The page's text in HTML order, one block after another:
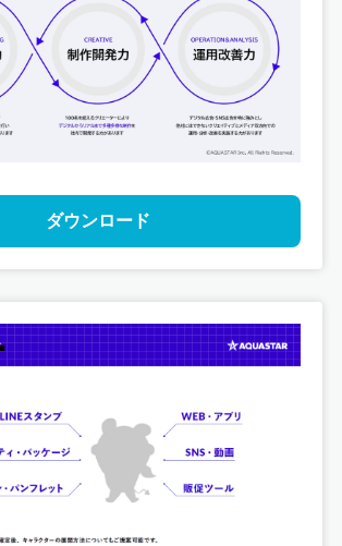
ル
ブランディング
熱交めいつ 公式サイト制作
デザイン
タイアップ
プロモーション
ダウンロード